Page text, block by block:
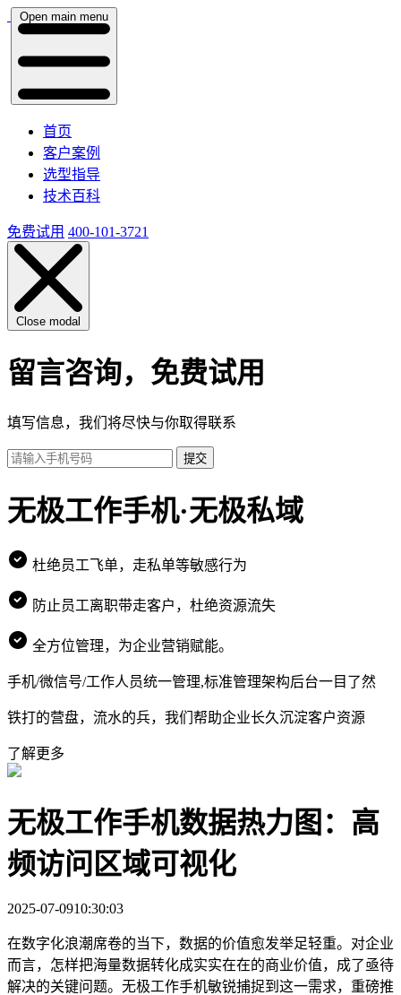
Open main menu
首页
客户案例
选型指导
技术百科
免费试用 400-101-3721
Close modal
留言咨询，免费试用
填写信息，我们将尽快与你取得联系
提交
无极工作手机·无极私域
杜绝员工飞单，走私单等敏感行为
防止员工离职带走客户，杜绝资源流失
全方位管理，为企业营销赋能。
手机/微信号/工作人员统一管理,标准管理架构后台一目了然
铁打的营盘，流水的兵，我们帮助企业长久沉淀客户资源
了解更多
无极工作手机数据热力图：高
频访问区域可视化
2025-07-0910:30:03
在数字化浪潮席卷的当下，数据的价值愈发举足轻重。对企业
而言，怎样把海量数据转化成实实在在的商业价值，成了亟待
解决的关键问题。无极工作手机敏锐捕捉到这一需求，重磅推